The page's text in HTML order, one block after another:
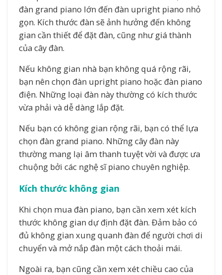
đàn grand piano lớn đến đàn upright piano nhỏ
gọn. Kích thước đàn sẽ ảnh hưởng đến không
gian cần thiết để đặt đàn, cũng như giá thành
của cây đàn.
Nếu không gian nhà bạn không quá rộng rãi,
bạn nên chọn đàn upright piano hoặc đàn piano
điện. Những loại đàn này thường có kích thước
vừa phải và dễ dàng lắp đặt.
Nếu bạn có không gian rộng rãi, bạn có thể lựa
chọn đàn grand piano. Những cây đàn này
thường mang lại âm thanh tuyệt vời và được ưa
chuộng bởi các nghệ sĩ piano chuyên nghiệp.
Kích thước không gian
Khi chọn mua đàn piano, bạn cần xem xét kích
thước không gian dự định đặt đàn. Đảm bảo có
đủ không gian xung quanh đàn để người chơi di
chuyển và mở nắp đàn một cách thoải mái.
Ngoài ra, bạn cũng cần xem xét chiều cao của